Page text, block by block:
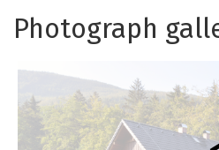
Photograph